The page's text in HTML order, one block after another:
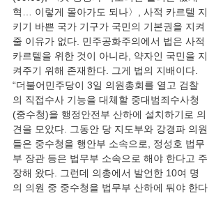
혁… 이렇게 몰아가도 되나〉, 사적 카르텔 지
키기 바쁜 국가 기구가 국민의 기본권을 지켜
줄 이유가 없다. 민주공화주의에서 법은 사적
카르텔을 위한 것이 아니라, 약자인 국민을 지
켜주기 위해 존재한다. 그게 법의 지배이다.
“더불어민주당이 3일 의원총회를 열고 검찰
의 직접수사 기능을 대체할 중대범죄수사청
(중수청)을 행정안전부 산하에 설치하기로 의
견을 모았다. 그동안 당 지도부와 강경파 의원
들은 중수청을 행안부 소속으로, 정성호 법무
부 장관 등은 법무부 소속으로 해야 한다고 주
장해 왔다. 그런데 의총에서 발언한 10여 명
의 의원 중 중수청을 법무부 산하에 둬야 한다